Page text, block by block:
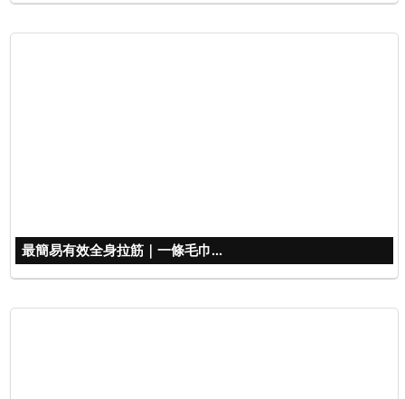
最簡易有效全身拉筋｜一條毛巾...